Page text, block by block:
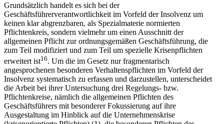
Grundsätzlich handelt es sich bei der
Geschäftsführerverantwortlichkeit im Vorfeld der Insolvenz um
keinen klar abgrenzbaren, als Spezialmaterie normierten
Pflichtenkreis, sondern vielmehr um einen Ausschnitt der
allgemeinen Pflicht zur ordnungsgemäßen Geschäftsführung, die
zum Teil modifiziert und zum Teil um spezielle Krisenpflichten
erweitert ist16. Um die im Gesetz nur fragmentarisch
angesprochenen besonderen Verhaltenspflichten im Vorfeld der
Insolvenz systematisch zu erfassen und darzustellen, unterscheidet
die Arbeit bei ihrer Untersuchung drei Regelungs- bzw.
Pflichtenkreise, nämlich die allgemeinen Pflichten des
Geschäftsführers mit besonderer Fokussierung auf ihre
Ausgestaltung im Hinblick auf die Unternehmenskrise